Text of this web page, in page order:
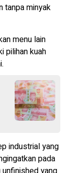
tanpa minyak
menu lain
pilihan kuah
industrial yang
pada